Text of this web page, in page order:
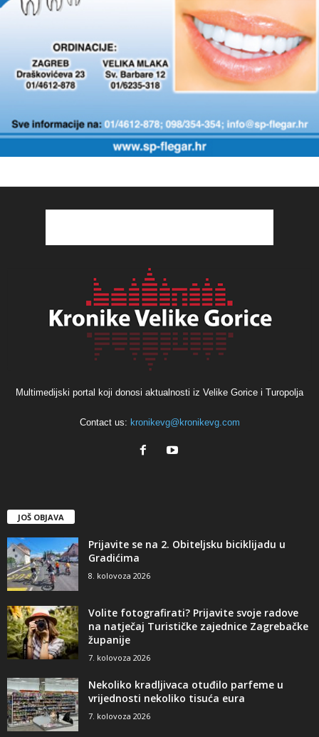
Multimedijski portal koji donosi aktualnosti iz Velike Gorice i Turopolja
Contact us: kronikevg@kronikevg.com
JOŠ OBJAVA
Prijavite se na 2. Obiteljsku biciklijadu u
Gradićima
8. kolovoza 2026
Volite fotografirati? Prijavite svoje radove
na natječaj Turističke zajednice Zagrebačke
županije
7. kolovoza 2026
Nekoliko kradljivaca otuđilo parfeme u
vrijednosti nekoliko tisuća eura
7. kolovoza 2026